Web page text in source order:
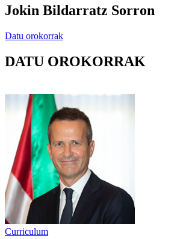
Jokin Bildarratz Sorron
Datu orokorrak
DATU OROKORRAK
Curriculum